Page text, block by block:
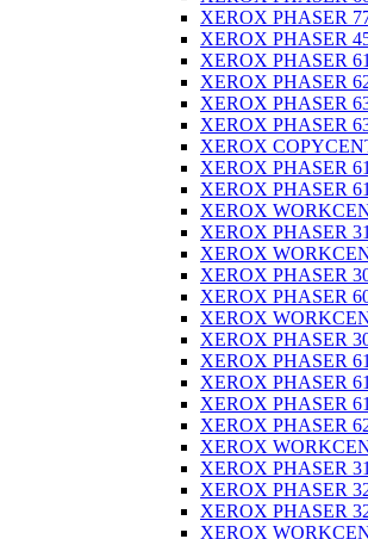
XEROX PHASER
XEROX PHASER
XEROX PHASER
XEROX PHASER
XEROX PHASER
XEROX PHASER
XEROX
XEROX PHASER
XEROX PHASER
XEROX
XEROX PHASER
XEROX
XEROX PHASER
XEROX PHASER
XEROX
XEROX PHASER
XEROX PHASER
XEROX PHASER
XEROX PHASER
XEROX PHASER
XEROX
XEROX PHASER
XEROX PHASER
XEROX PHASER
XEROX